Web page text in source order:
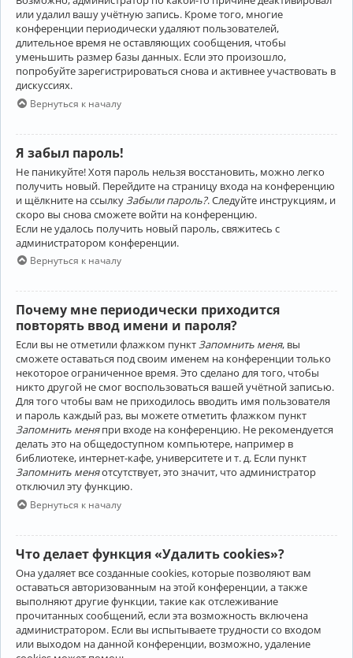
или удалил вашу учётную запись. Кроме того, многие
конференции периодически удаляют пользователей,
длительное время не оставляющих сообщения, чтобы
уменьшить размер базы данных. Если это произошло,
попробуйте зарегистрироваться снова и активнее участвовать в
дискуссиях.
Вернуться к началу
Я забыл пароль!
Не паникуйте! Хотя пароль нельзя восстановить, можно легко
получить новый. Перейдите на страницу входа на конференцию
и щёлкните на ссылку Забыли пароль?. Следуйте инструкциям, и
скоро вы снова сможете войти на конференцию.
Если не удалось получить новый пароль, свяжитесь с
администратором конференции.
Вернуться к началу
Почему мне периодически приходится
повторять ввод имени и пароля?
Если вы не отметили флажком пунктЗапомнить меня, вы
сможете оставаться под своим именем на конференции только
некоторое ограниченное время. Это сделано для того, чтобы
никто другой не смог воспользоваться вашей учётной записью.
Для того чтобы вам не приходилось вводить имя пользователя
и пароль каждый раз, вы можете отметить флажком пункт
Запомнить меняпри входе на конференцию. Не рекомендуется
делать это на общедоступном компьютере, например в
библиотеке, интернет-кафе, университете и т. д. Если пункт
Запомнить меняотсутствует, это значит, что администратор
отключил эту функцию.
Вернуться к началу
Что делает функция «Удалить cookies»?
Она удаляет все созданные cookies, которые позволяют вам
оставаться авторизованным на этой конференции, а также
выполняют другие функции, такие как отслеживание
прочитанных сообщений, если эта возможность включена
администратором. Если вы испытываете трудности со входом
или выходом на данной конференции, возможно, удаление